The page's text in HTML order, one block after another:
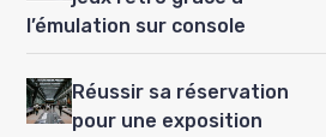
l’émulation sur console
Réussir sa réservation
pour une exposition